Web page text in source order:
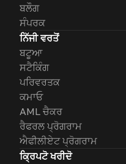
ਬਲੌਗ
ਸੰਪਰਕ
ਨਿੱਜੀ ਵਰਤੋਂ
ਬਟੂਆ
ਸਟੈਕਿੰਗ
ਪਰਿਵਰਤਕ
ਕਮਾਓ
AML ਚੈਕਰ
ਰੈਫਰਲ ਪ੍ਰੋਗਰਾਮ
ਐਫੀਲੀਏਟ ਪ੍ਰੋਗਰਾਮ
ਕ੍ਰਿਪਟੋ ਖਰੀਦੋ